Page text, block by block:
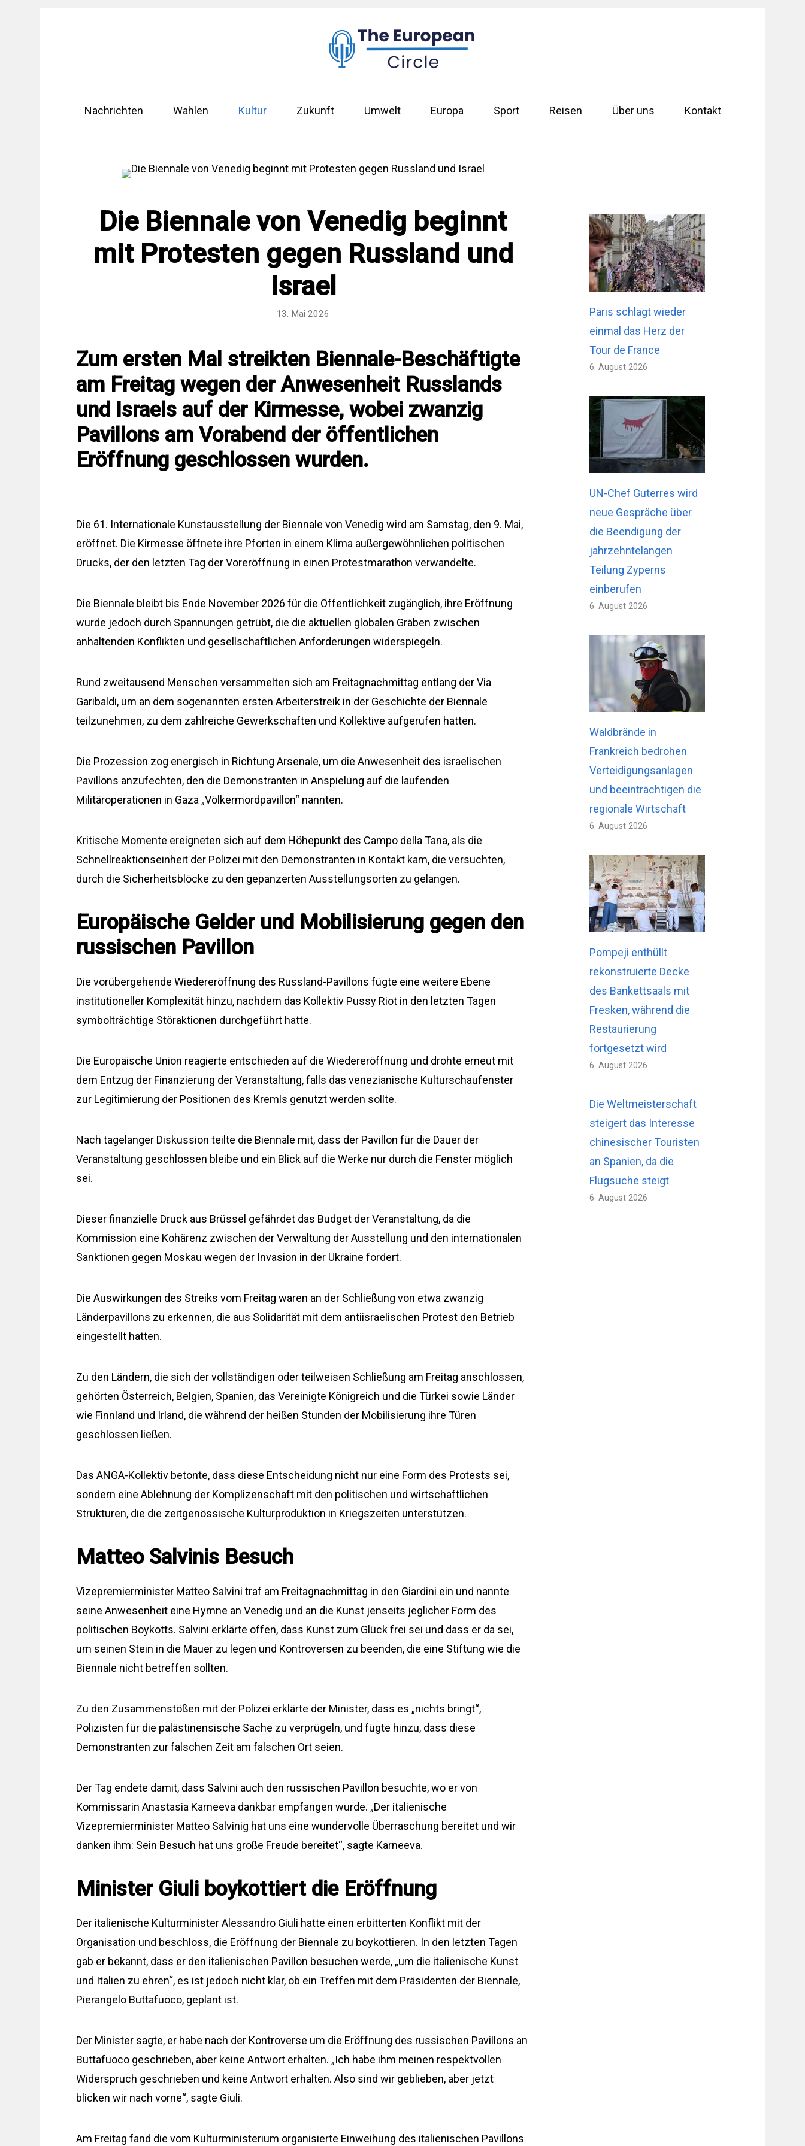
Nachrichten Wahlen Kultur Zukunft Umwelt Europa Sport Reisen Über uns Kontakt
Die Biennale von Venedig beginnt
mit Protesten gegen Russland und
Israel
13. Mai 2026
Zum ersten Mal streikten Biennale-Beschäftigte
am Freitag wegen der Anwesenheit Russlands
und Israels auf der Kirmesse, wobei zwanzig
Pavillons am Vorabend der öffentlichen
Eröffnung geschlossen wurden.
Die 61. Internationale Kunstausstellung der Biennale von Venedig wird am Samstag, den 9. Mai,
eröffnet. Die Kirmesse öffnete ihre Pforten in einem Klima außergewöhnlichen politischen
Drucks, der den letzten Tag der Voreröffnung in einen Protestmarathon verwandelte.
Die Biennale bleibt bis Ende November 2026 für die Öffentlichkeit zugänglich, ihre Eröffnung
wurde jedoch durch Spannungen getrübt, die die aktuellen globalen Gräben zwischen
anhaltenden Konflikten und gesellschaftlichen Anforderungen widerspiegeln.
Rund zweitausend Menschen versammelten sich am Freitagnachmittag entlang der Via
Garibaldi, um an dem sogenannten ersten Arbeiterstreik in der Geschichte der Biennale
teilzunehmen, zu dem zahlreiche Gewerkschaften und Kollektive aufgerufen hatten.
Die Prozession zog energisch in Richtung Arsenale, um die Anwesenheit des israelischen
Pavillons anzufechten, den die Demonstranten in Anspielung auf die laufenden
Militäroperationen in Gaza „Völkermordpavillon“ nannten.
Kritische Momente ereigneten sich auf dem Höhepunkt des Campo della Tana, als die
Schnellreaktionseinheit der Polizei mit den Demonstranten in Kontakt kam, die versuchten,
durch die Sicherheitsblöcke zu den gepanzerten Ausstellungsorten zu gelangen.
Europäische Gelder und Mobilisierung gegen den
russischen Pavillon
Die vorübergehende Wiedereröffnung des Russland-Pavillons fügte eine weitere Ebene
institutioneller Komplexität hinzu, nachdem das Kollektiv Pussy Riot in den letzten Tagen
symbolträchtige Störaktionen durchgeführt hatte.
Die Europäische Union reagierte entschieden auf die Wiedereröffnung und drohte erneut mit
dem Entzug der Finanzierung der Veranstaltung, falls das venezianische Kulturschaufenster
zur Legitimierung der Positionen des Kremls genutzt werden sollte.
Nach tagelanger Diskussion teilte die Biennale mit, dass der Pavillon für die Dauer der
Veranstaltung geschlossen bleibe und ein Blick auf die Werke nur durch die Fenster möglich
sei.
Dieser finanzielle Druck aus Brüssel gefährdet das Budget der Veranstaltung, da die
Kommission eine Kohärenz zwischen der Verwaltung der Ausstellung und den internationalen
Sanktionen gegen Moskau wegen der Invasion in der Ukraine fordert.
Die Auswirkungen des Streiks vom Freitag waren an der Schließung von etwa zwanzig
Länderpavillons zu erkennen, die aus Solidarität mit dem antiisraelischen Protest den Betrieb
eingestellt hatten.
Zu den Ländern, die sich der vollständigen oder teilweisen Schließung am Freitag anschlossen,
gehörten Österreich, Belgien, Spanien, das Vereinigte Königreich und die Türkei sowie Länder
wie Finnland und Irland, die während der heißen Stunden der Mobilisierung ihre Türen
geschlossen ließen.
Das ANGA-Kollektiv betonte, dass diese Entscheidung nicht nur eine Form des Protests sei,
sondern eine Ablehnung der Komplizenschaft mit den politischen und wirtschaftlichen
Strukturen, die die zeitgenössische Kulturproduktion in Kriegszeiten unterstützen.
Matteo Salvinis Besuch
Vizepremierminister Matteo Salvini traf am Freitagnachmittag in den Giardini ein und nannte
seine Anwesenheit eine Hymne an Venedig und an die Kunst jenseits jeglicher Form des
politischen Boykotts. Salvini erklärte offen, dass Kunst zum Glück frei sei und dass er da sei,
um seinen Stein in die Mauer zu legen und Kontroversen zu beenden, die eine Stiftung wie die
Biennale nicht betreffen sollten.
Zu den Zusammenstößen mit der Polizei erklärte der Minister, dass es „nichts bringt“,
Polizisten für die palästinensische Sache zu verprügeln, und fügte hinzu, dass diese
Demonstranten zur falschen Zeit am falschen Ort seien.
Der Tag endete damit, dass Salvini auch den russischen Pavillon besuchte, wo er von
Kommissarin Anastasia Karneeva dankbar empfangen wurde. „Der italienische
Vizepremierminister Matteo Salvinig hat uns eine wundervolle Überraschung bereitet und wir
danken ihm: Sein Besuch hat uns große Freude bereitet“, sagte Karneeva.
Minister Giuli boykottiert die Eröffnung
Der italienische Kulturminister Alessandro Giuli hatte einen erbitterten Konflikt mit der
Organisation und beschloss, die Eröffnung der Biennale zu boykottieren. In den letzten Tagen
gab er bekannt, dass er den italienischen Pavillon besuchen werde, „um die italienische Kunst
und Italien zu ehren“, es ist jedoch nicht klar, ob ein Treffen mit dem Präsidenten der Biennale,
Pierangelo Buttafuoco, geplant ist.
Der Minister sagte, er habe nach der Kontroverse um die Eröffnung des russischen Pavillons an
Buttafuoco geschrieben, aber keine Antwort erhalten. „Ich habe ihm meinen respektvollen
Widerspruch geschrieben und keine Antwort erhalten. Also sind wir geblieben, aber jetzt
blicken wir nach vorne“, sagte Giuli.
Am Freitag fand die vom Kulturministerium organisierte Einweihung des italienischen Pavillons
Paris schlägt wieder
einmal das Herz der
Tour de France
6. August 2026
UN-Chef Guterres wird
neue Gespräche über
die Beendigung der
jahrzehntelangen
Teilung Zyperns
einberufen
6. August 2026
Waldbrände in
Frankreich bedrohen
Verteidigungsanlagen
und beeinträchtigen die
regionale Wirtschaft
6. August 2026
Pompeji enthüllt
rekonstruierte Decke
des Bankettsaals mit
Fresken, während die
Restaurierung
fortgesetzt wird
6. August 2026
Die Weltmeisterschaft
steigert das Interesse
chinesischer Touristen
an Spanien, da die
Flugsuche steigt
6. August 2026